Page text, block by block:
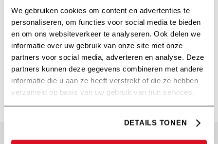
We gebruiken cookies om content en advertenties te
personaliseren, om functies voor social media te bieden
en om ons websiteverkeer te analyseren. Ook delen we
informatie over uw gebruik van onze site met onze
partners voor social media, adverteren en analyse. Deze
partners kunnen deze gegevens combineren met andere
informatie die u aan ze heeft verstrekt of die ze hebben
verzameld op basis van uw gebruik van hun services.
DETAILS TONEN